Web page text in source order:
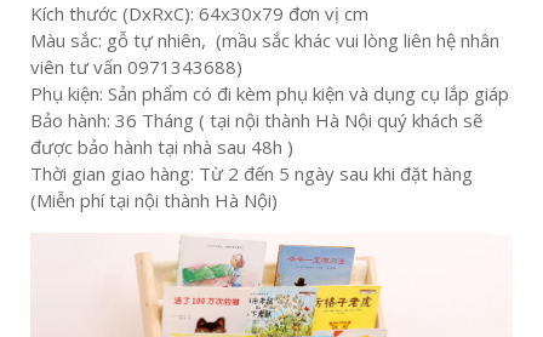
Kích thước (DxRxC): 64x30x79 đơn vị cm
Màu sắc: gỗ tự nhiên, (mầu sắc khác vui lòng liên hệ nhân
viên tư vấn 0971343688)
Phụ kiện: Sản phẩm có đi kèm phụ kiện và dụng cụ lắp giáp
Bảo hành: 36 Tháng ( tại nội thành Hà Nội quý khách sẽ
được bảo hành tại nhà sau 48h )
Thời gian giao hàng: Từ 2 đến 5 ngày sau khi đặt hàng
(Miễn phí tại nội thành Hà Nội)